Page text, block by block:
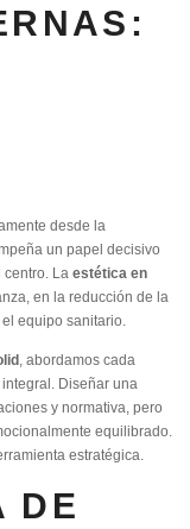
desde la
un papel decisivo
La estética en
en la reducción de la
equipo sanitario.
, abordamos cada
Diseñar una
y normativa, pero
equilibrado.
estratégica.
DE